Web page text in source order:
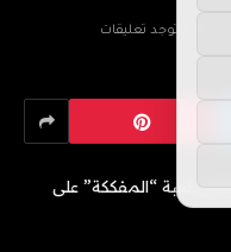
لا توجد تعليقات